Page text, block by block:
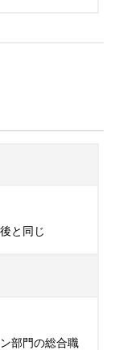
と同じ
部門の総合職